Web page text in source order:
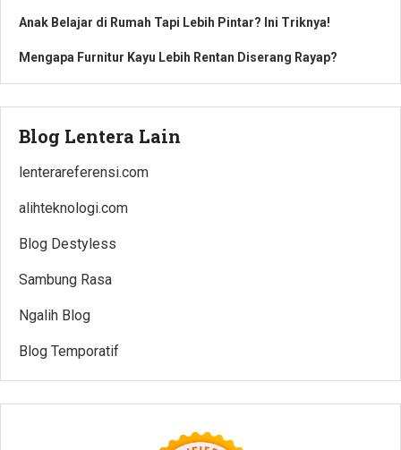
Anak Belajar di Rumah Tapi Lebih Pintar? Ini Triknya!
Mengapa Furnitur Kayu Lebih Rentan Diserang Rayap?
Blog Lentera Lain
lenterareferensi.com
alihteknologi.com
Blog Destyless
Sambung Rasa
Ngalih Blog
Blog Temporatif